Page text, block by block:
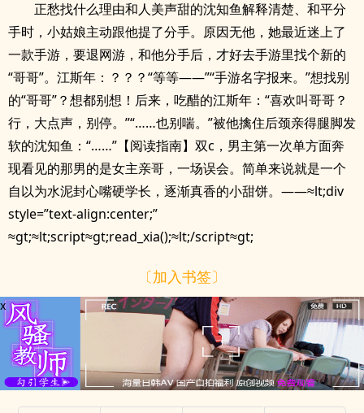
正愁找什么理由和人美声甜的沈知鱼解释清楚、和平分
手时，小姑娘主动跟他提了分手。原因无他，她最近迷上了
一款手游，要退网游，和他分手后，才好去手游里找个新的
“哥哥”。江斯年：？？？“等等——”“手游名字报来。”想找别
的“哥哥”？想都别想！后来，吃醋的江斯年：“喜欢叫哥哥？
行，大点声，别停。”“……也别喘。”被他擒住后颈亲得腿脚发
软的沈知鱼：“……”【阅读指南】双c，男主第一次单方面奔
现看见的那男的是女主亲哥，一场误会。简单来说就是一个
自以为水泥封心嘴硬学长，逐渐真香的小甜饼。——≈lt;div
style=”text-align:center;”
≈gt;≈lt;script≈gt;read_xia();≈lt;/script≈gt;
〔加入书签〕
x